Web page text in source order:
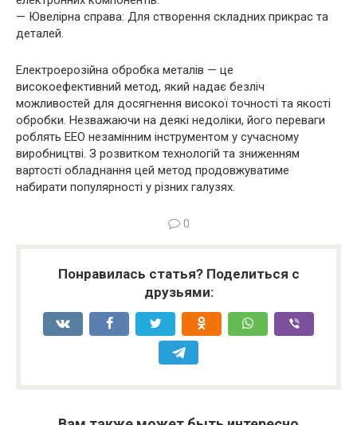
— Ювелірна справа: Для створення складних прикрас та
деталей.
Електроерозійна обробка металів — це
високоефективний метод, який надає безліч
можливостей для досягнення високої точності та якості
обробки. Незважаючи на деякі недоліки, його переваги
роблять ЕЕО незамінним інструментом у сучасному
виробництві. З розвитком технологій та зниженням
вартості обладнання цей метод продовжуватиме
набирати популярності у різних галузях.
0
Понравилась статья? Поделиться с
друзьями: